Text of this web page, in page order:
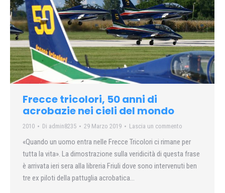
Frecce tricolori, 50 anni di
acrobazie nei cieli del mondo
2010 Di admin8235 29 Marzo 2019 Lascia un commento
«Quando un uomo entra nelle Frecce Tricolori ci rimane per
tutta la vita». La dimostrazione sulla veridicità di questa frase
è arrivata ieri sera alla libreria Friuli dove sono intervenuti ben
tre ex piloti della pattuglia acrobatica…